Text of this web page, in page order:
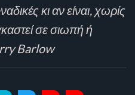
κι αν είναι, χωρίς
σε σιωπή ή
Barlow